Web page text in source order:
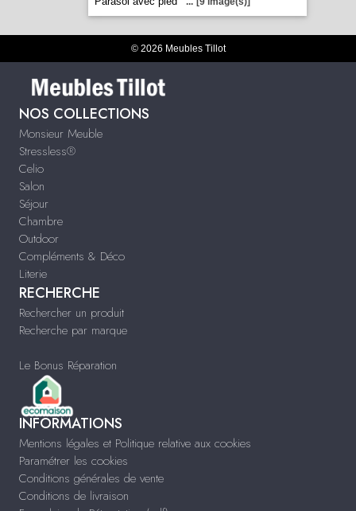
© 2026 Meubles Tillot
NOS COLLECTIONS
Monsieur Meuble
Stressless®
Celio
Salon
Séjour
Chambre
Outdoor
Compléments & Déco
Literie
RECHERCHE
Rechercher un produit
Recherche par marque
Le Bonus Réparation
INFORMATIONS
Mentions légales et Politique relative aux cookies
Paramétrer les cookies
Conditions générales de vente
Conditions de livraison